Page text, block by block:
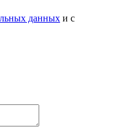
данных и с